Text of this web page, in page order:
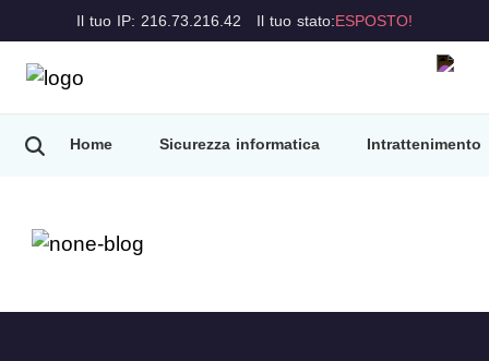
Il tuo IP: 216.73.216.42 Il tuo stato:ESPOSTO!
Home Sicurezza informatica Intrattenimento